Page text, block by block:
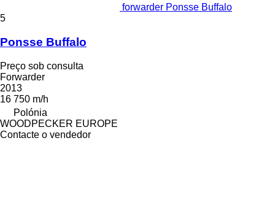
forwarder Ponsse Buffalo
5
Ponsse Buffalo
Preço sob consulta
Forwarder
2013
16 750 m/h
Polónia
WOODPECKER EUROPE
Contacte o vendedor